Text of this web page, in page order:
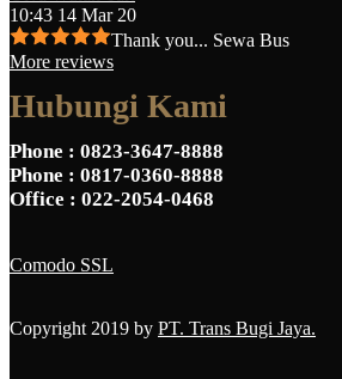
10:43 14 Mar 20
Thank you... Sewa Bus
More reviews
Hubungi Kami
Phone : 0823-3647-8888
Phone : 0817-0360-8888
Office : 022-2054-0468
Comodo SSL
Copyright 2019 by PT. Trans Bugi Jaya.